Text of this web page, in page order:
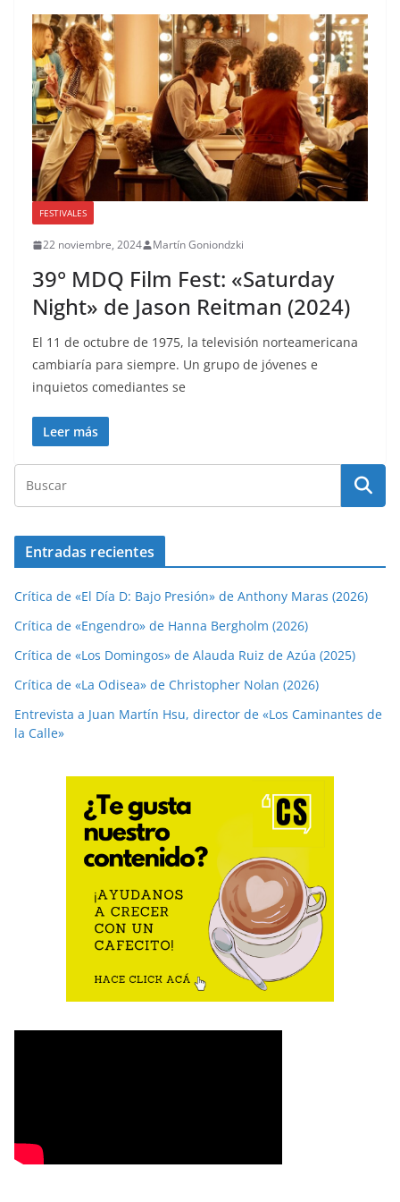
FESTIVALES
22 noviembre, 2024 Martín Goniondzki
39° MDQ Film Fest: «Saturday
Night» de Jason Reitman (2024)
El 11 de octubre de 1975, la televisión norteamericana
cambiaría para siempre. Un grupo de jóvenes e
inquietos comediantes se
Leer más
Entradas recientes
Crítica de «El Día D: Bajo Presión» de Anthony Maras (2026)
Crítica de «Engendro» de Hanna Bergholm (2026)
Crítica de «Los Domingos» de Alauda Ruiz de Azúa (2025)
Crítica de «La Odisea» de Christopher Nolan (2026)
Entrevista a Juan Martín Hsu, director de «Los Caminantes de
la Calle»